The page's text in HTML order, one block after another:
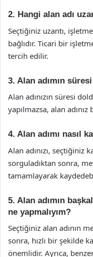
2. Hangi alan adı
Seçtiğiniz uzantı,
bağlıdır. Ticari bir
tercih edilir.
3. Alan adımın
Alan adınızın süresi
yapılmazsa, alan adınız
4. Alan adımı nasıl
Alan adınızı, seçtiğiniz
sorguladıktan sonra,
tamamlayarak
5. Alan adımın
ne yapmalıyım?
Seçtiğiniz alan adının
sonra, hızlı bir şekilde
önemlidir. Ayrıca,